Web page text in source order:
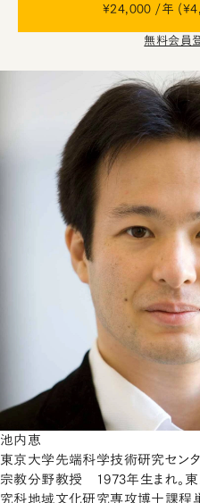
¥24,000 /年
無料会員
池内恵
東京大学先端科学技術研究センタ
宗教分野教授 1973年生まれ。
究科地域文化研究専攻博士課程